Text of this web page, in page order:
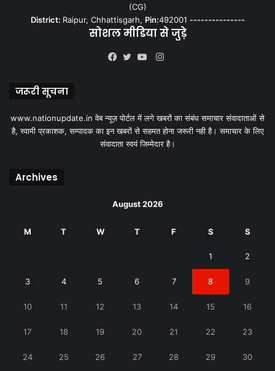
(CG)
District: Raipur, Chhattisgarh, Pin:492001 ---------------
सोशल मीडिया से जुड़े
Instagram
जरूरी सूचना
www.nationupdate.in वेब न्यूज़ पोर्टल में लगे खबरों का संबंध समाचार संवादाताओं से
है, स्वामी प्रकाशक, सम्पादक का इन खबरों से सहमत होना जरूरी नही है। समाचार के लिए
संवादाता स्वयं जिम्मेदार है।
Archives
August 2026
M T W T F S S
1 2
3 4 5 6 7 8 9
10 11 12 13 14 15 16
17 18 19 20 21 22 23
24 25 26 27 28 29 30